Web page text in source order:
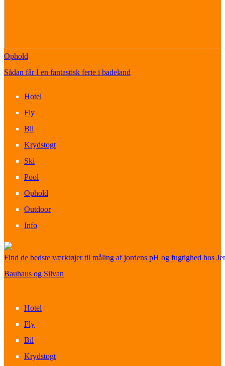
Ophold
Sådan får I en fantastisk ferie i badeland
Hotel
Fly
Bil
Krydstogt
Ski
Pool
Ophold
Outdoor
Info
Find de bedste værktøjer til måling af jordens pH og fugtighed hos
Bauhaus og Silvan
Hotel
Fly
Bil
Krydstogt